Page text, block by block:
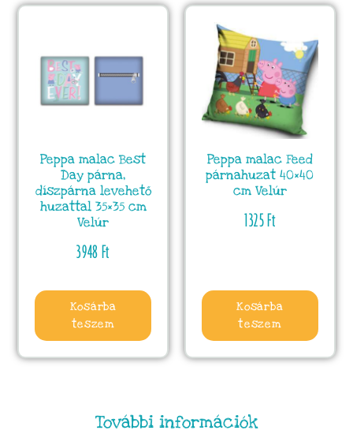
Peppa malac Best
Day párna,
díszpárna levehető
huzattal 35×35 cm
Velúr
3948Ft
Kosárba
teszem
Peppa malac Feed
párnahuzat 40×40
cm Velúr
1325Ft
Kosárba
teszem
További információk